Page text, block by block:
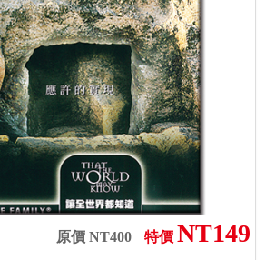
原價 NT400 特價 NT149